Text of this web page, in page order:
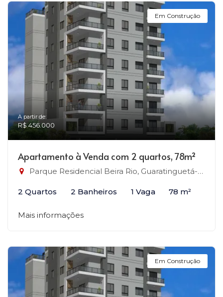
Em Construção
A partir de:
R$ 456.000
Apartamento à Venda com 2 quartos, 78m²
Parque Residencial Beira Rio, Guaratinguetá-SP
2 Quartos 2 Banheiros 1 Vaga 78 m²
Mais informações
Em Construção